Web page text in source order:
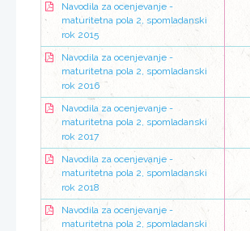
Navodila za ocenjevanje -
maturitetna pola 2, spomladanski
rok 2015
Navodila za ocenjevanje -
maturitetna pola 2, spomladanski
rok 2016
Navodila za ocenjevanje -
maturitetna pola 2, spomladanski
rok 2017
Navodila za ocenjevanje -
maturitetna pola 2, spomladanski
rok 2018
Navodila za ocenjevanje -
maturitetna pola 2, spomladanski